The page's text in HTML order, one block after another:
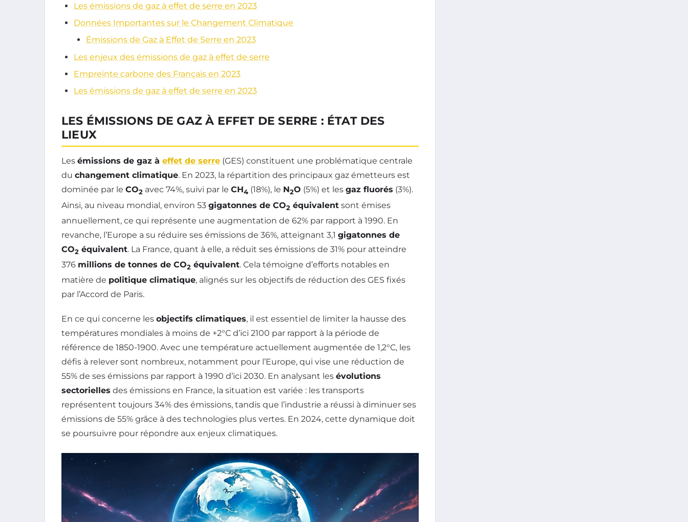
Les émissions de gaz à effet de serre en 2023
Données Importantes sur le Changement Climatique
Émissions de Gaz à Effet de Serre en 2023
Les enjeux des émissions de gaz à effet de serre
Empreinte carbone des Français en 2023
Les émissions de gaz à effet de serre en 2023
LES ÉMISSIONS DE GAZ À EFFET DE SERRE : ÉTAT DES
LIEUX
Les émissions de gaz à effet de serre (GES) constituent une problématique centrale
du changement climatique. En 2023, la répartition des principaux gaz émetteurs est
dominée par le CO2 avec 74%, suivi par le CH4 (18%), le N2O (5%) et les gaz fluorés (3%).
Ainsi, au niveau mondial, environ 53 gigatonnes de CO2 équivalent sont émises
annuellement, ce qui représente une augmentation de 62% par rapport à 1990. En
revanche, l’Europe a su réduire ses émissions de 36%, atteignant 3,1 gigatonnes de
CO2 équivalent. La France, quant à elle, a réduit ses émissions de 31% pour atteindre
376 millions de tonnes de CO2 équivalent. Cela témoigne d’efforts notables en
matière de politique climatique, alignés sur les objectifs de réduction des GES fixés
par l’Accord de Paris.
En ce qui concerne les objectifs climatiques, il est essentiel de limiter la hausse des
températures mondiales à moins de +2°C d’ici 2100 par rapport à la période de
référence de 1850-1900. Avec une température actuellement augmentée de 1,2°C, les
défis à relever sont nombreux, notamment pour l’Europe, qui vise une réduction de
55% de ses émissions par rapport à 1990 d’ici 2030. En analysant les évolutions
sectorielles des émissions en France, la situation est variée : les transports
représentent toujours 34% des émissions, tandis que l’industrie a réussi à diminuer ses
émissions de 55% grâce à des technologies plus vertes. En 2024, cette dynamique doit
se poursuivre pour répondre aux enjeux climatiques.